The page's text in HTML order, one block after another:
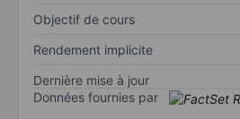
Objectif de cours
Rendement implicite
Dernière mise à jour
Données fournies par